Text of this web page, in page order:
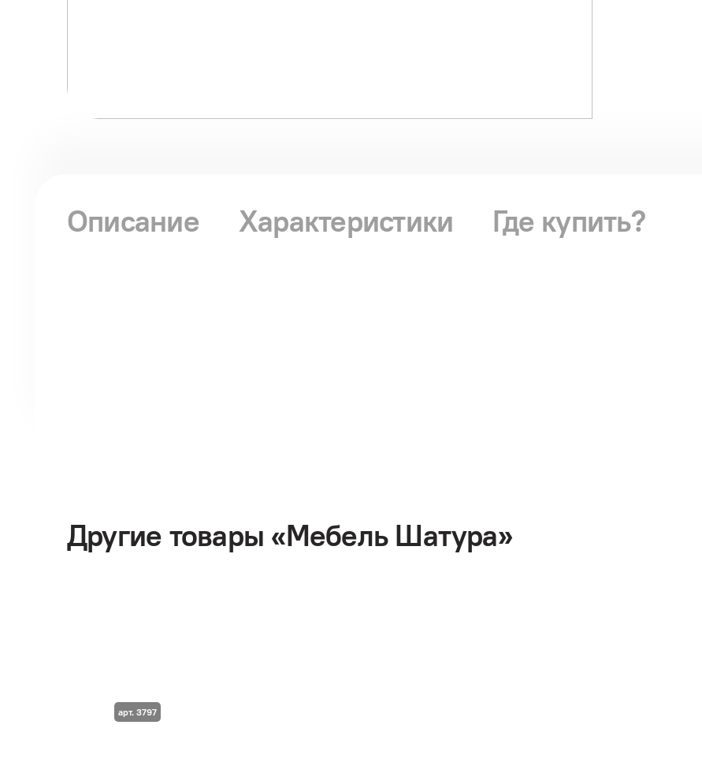
Описание Характеристики Где купить?
Другие товары «Мебель Шатура»
арт. 3797